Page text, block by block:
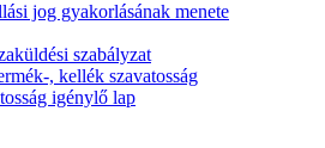
jog gyakorlásának menete
szabályzat
, kellék szavatosság
igénylő lap